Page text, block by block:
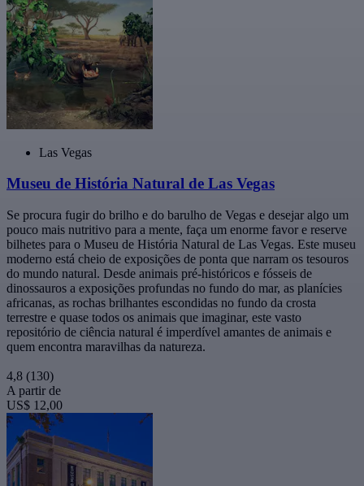
Las Vegas
Museu de História Natural de Las Vegas
Se procura fugir do brilho e do barulho de Vegas e desejar algo um
pouco mais nutritivo para a mente, faça um enorme favor e reserve
bilhetes para o Museu de História Natural de Las Vegas. Este museu
moderno está cheio de exposições de ponta que narram os tesouros
do mundo natural. Desde animais pré-históricos e fósseis de
dinossauros a exposições profundas no fundo do mar, as planícies
africanas, as rochas brilhantes escondidas no fundo da crosta
terrestre e quase todos os animais que imaginar, este vasto
repositório de ciência natural é imperdível amantes de animais e
quem encontra maravilhas da natureza.
4,8 (130)
A partir de
US$ 12,00